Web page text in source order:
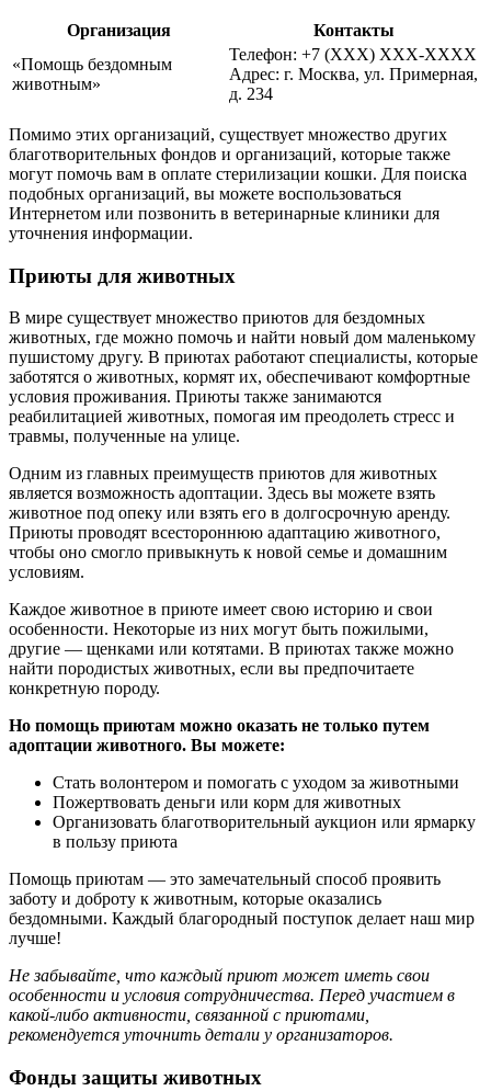
Организация
Контакты
«Помощь бездомным
животным»
Телефон: +7 (XXX) XXX-XXXX
Адрес: г. Москва, ул. Примерная,
д. 234
Помимо этих организаций, существует множество других
благотворительных фондов и организаций, которые также
могут помочь вам в оплате стерилизации кошки. Для поиска
подобных организаций, вы можете воспользоваться
Интернетом или позвонить в ветеринарные клиники для
уточнения информации.
Приюты для животных
В мире существует множество приютов для бездомных
животных, где можно помочь и найти новый дом маленькому
пушистому другу. В приютах работают специалисты, которые
заботятся о животных, кормят их, обеспечивают комфортные
условия проживания. Приюты также занимаются
реабилитацией животных, помогая им преодолеть стресс и
травмы, полученные на улице.
Одним из главных преимуществ приютов для животных
является возможность адоптации. Здесь вы можете взять
животное под опеку или взять его в долгосрочную аренду.
Приюты проводят всестороннюю адаптацию животного,
чтобы оно смогло привыкнуть к новой семье и домашним
условиям.
Каждое животное в приюте имеет свою историю и свои
особенности. Некоторые из них могут быть пожилыми,
другие — щенками или котятами. В приютах также можно
найти породистых животных, если вы предпочитаете
конкретную породу.
Но помощь приютам можно оказать не только путем
адоптации животного. Вы можете:
Стать волонтером и помогать с уходом за животными
Пожертвовать деньги или корм для животных
Организовать благотворительный аукцион или ярмарку
в пользу приюта
Помощь приютам — это замечательный способ проявить
заботу и доброту к животным, которые оказались
бездомными. Каждый благородный поступок делает наш мир
лучше!
Не забывайте, что каждый приют может иметь свои
особенности и условия сотрудничества. Перед участием в
какой-либо активности, связанной с приютами,
рекомендуется уточнить детали у организаторов.
Фонды защиты животных